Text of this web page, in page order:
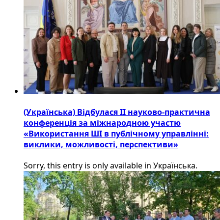
(Українська) Відбулася ІІ науково-практична
конференція за міжнародною участю
«Використання ШІ в публічному управлінні:
виклики, можливості, перспективи»
Sorry, this entry is only available in Українська.